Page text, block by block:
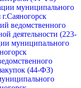
муниципального
г.Саяногорск
ведомственного
деятельности (223-
муниципального
(44-ФЗ)